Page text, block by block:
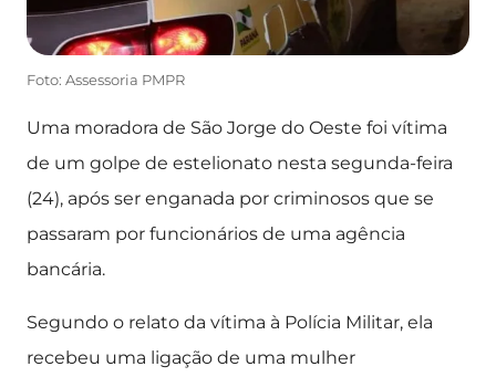
Foto: Assessoria PMPR
Uma moradora de São Jorge do Oeste foi vítima
de um golpe de estelionato nesta segunda-feira
(24), após ser enganada por criminosos que se
passaram por funcionários de uma agência
bancária.
Segundo o relato da vítima à Polícia Militar, ela
recebeu uma ligação de uma mulher